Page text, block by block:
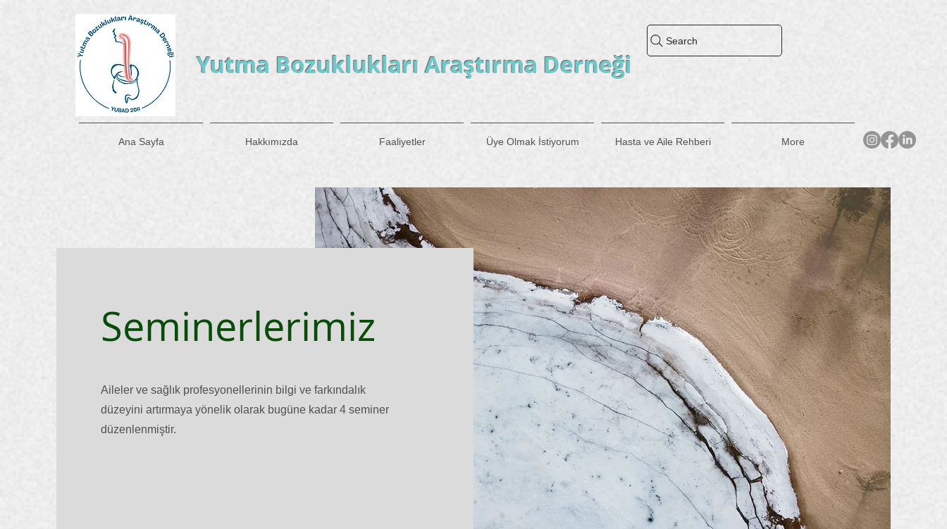
Yutma Bozuklukları Araştırma Derneği
Search
Ana Sayfa Hakkımızda Faaliyetler Üye Olmak İstiyorum Hasta ve Aile Rehberi More
Seminerlerimiz
Aileler ve sağlık profesyonellerinin bilgi ve farkındalık
düzeyini artırmaya yönelik olarak bugüne kadar 4 seminer
düzenlenmiştir.